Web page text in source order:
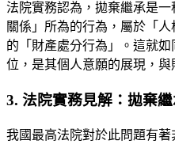
法院實務認為，拋棄繼承是
關係」所為的行為，屬於「
的「財產處分行為」。這就
位，是其個人意願的展現，與
3. 法院實務見解：拋棄
我國最高法院對於此問題有